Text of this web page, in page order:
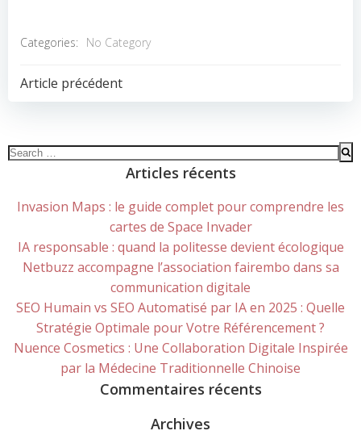
Categories: No Category
POST
Article précédent
Search
Articles récents
Invasion Maps : le guide complet pour comprendre les
cartes de Space Invader
IA responsable : quand la politesse devient écologique
Netbuzz accompagne l’association fairembo dans sa
communication digitale
SEO Humain vs SEO Automatisé par IA en 2025 : Quelle
Stratégie Optimale pour Votre Référencement ?
Nuence Cosmetics : Une Collaboration Digitale Inspirée
par la Médecine Traditionnelle Chinoise
Commentaires récents
Archives